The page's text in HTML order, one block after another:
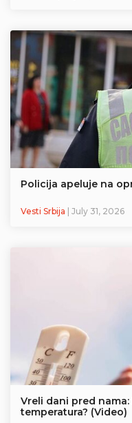
Policija apeluje na
Vesti Srbija | July 31, 2026
Vreli dani pred
temperatura? (Video)